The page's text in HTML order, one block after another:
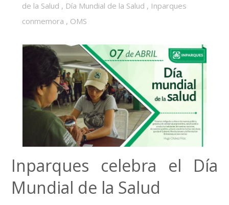
de la Salud , Día Mundial de la Salud , Inparques
conmemora , OMS
Inparques celebra el Día
Mundial de la Salud